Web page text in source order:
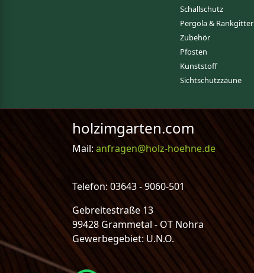
Schallschutz
Pergola & Rankgitter
Zubehör
Pfosten
Kunststoff
Sichtschutzzäune
holzimgarten.com
Mail: anfragen@holz-hoehne.de
Telefon: 03643 - 9060-501
Gebreitestraße 13
99428 Grammetal - OT Nohra
Gewerbegebiet: U.N.O.